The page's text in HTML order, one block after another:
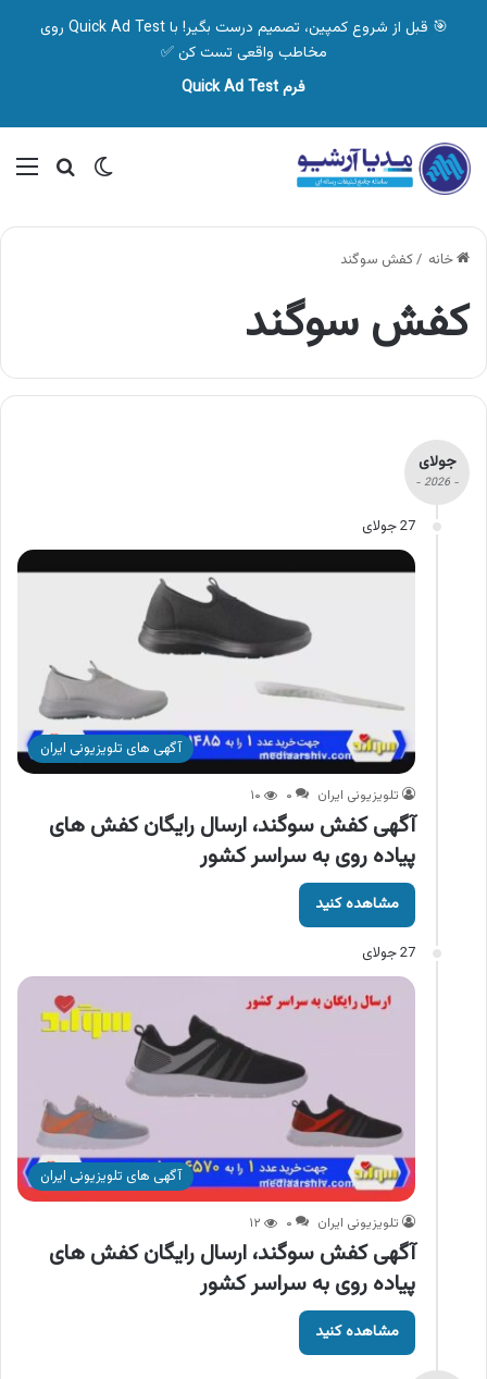
🎯 قبل از شروع کمپین، تصمیم درست بگیر! با Quick Ad Test روی
مخاطب واقعی تست کن ✅
فرم Quick Ad Test
تغییر پوسته
خانه /کفش سوگند
کفش سوگند
جولای
- 2026 -
27 جولای
آگهی های تلویزیونی ایران
تلویزیونی ایران ۰ ۱۰
آگهی کفش سوگند، ارسال رایگان کفش های
پیاده روی به سراسر کشور
مشاهده کنید
27 جولای
آگهی های تلویزیونی ایران
تلویزیونی ایران ۰ ۱۲
آگهی کفش سوگند، ارسال رایگان کفش های
پیاده روی به سراسر کشور
مشاهده کنید